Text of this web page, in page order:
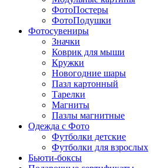
ФотоПостеры
ФотоПодушки
Фотоcувениры
Значки
Коврик для мыши
Кружки
Новогодние шары
Пазл картонный
Тарелки
Магниты
Пазлы магнитные
Одежда с Фото
Футболки детские
Футболки для взрослых
Бьюти-боксы